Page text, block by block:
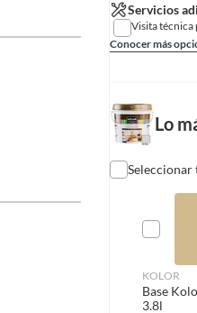
Servicios
Visita técnica
Conocer más
Lo
Seleccionar
KOLOR
Base
3.8l